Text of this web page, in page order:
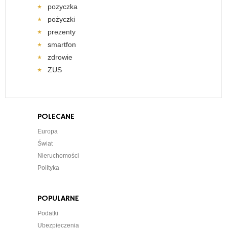
pozyczka
pożyczki
prezenty
smartfon
zdrowie
ZUS
POLECANE
Europa
Świat
Nieruchomości
Polityka
POPULARNE
Podatki
Ubezpieczenia